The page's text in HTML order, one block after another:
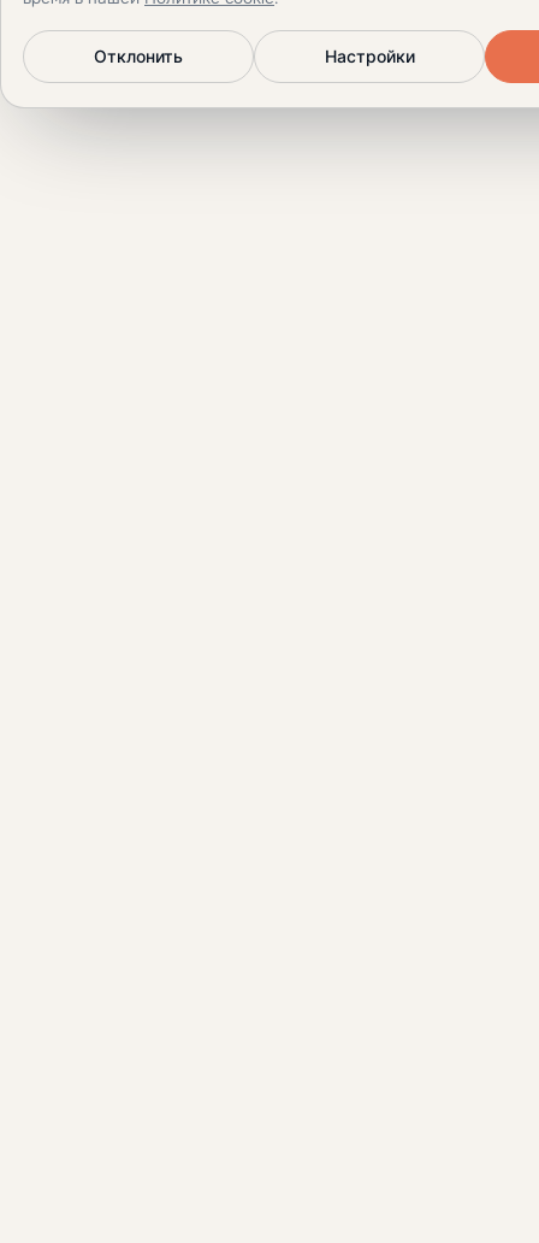
Отклонить Настройки